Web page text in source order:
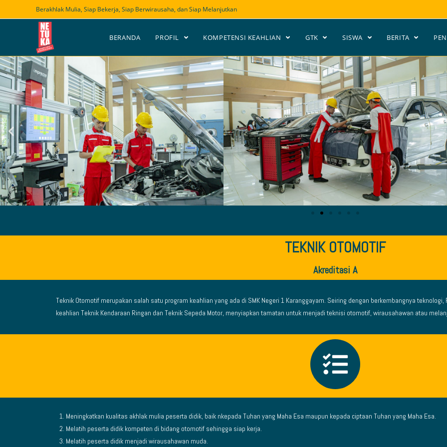
Berakhlak Mulia, Siap Bekerja, Siap Berwirausaha, dan Siap Melanjutkan
BERANDA PROFIL KOMPETENSI KEAHLIAN GTK SISWA BERITA
TEKNIK OTOMOTIF
Akreditasi A
Teknik Otomotif merupakan salah satu program keahlian yang ada di SMK Negeri 1 Karanggayam. Seiring dengan berkembangnya
keahlian Teknik Kendaraan Ringan dan Teknik Sepeda Motor, menyiapkan tamatan untuk menjadi teknisi otomotif, wirausahawan atau
Meningkatkan kualitas akhlak mulia peserta didik, baik nkepada Tuhan yang Maha Esa maupun kepada ciptaan Tuhan yang Maha Esa.
Melatih peserta didik kompeten di bidang otomotif sehingga siap kerja.
Melatih peserta didik menjadi wirausahawan muda.